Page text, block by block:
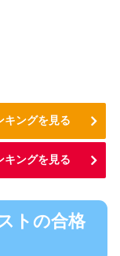
ングを見る
キングを見る
トの合格